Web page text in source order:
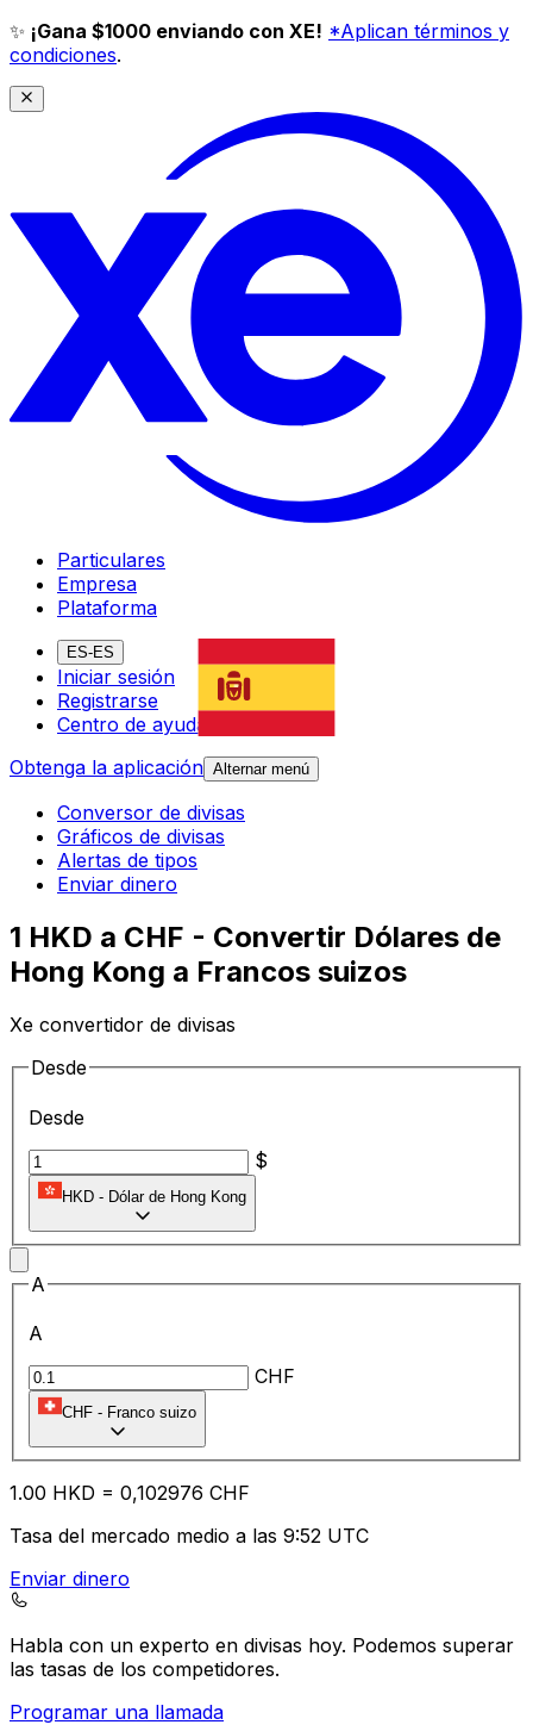
✨ ¡Gana $1000 enviando con XE! *Aplican términos y
condiciones.
Particulares
Empresa
Plataforma
ES-ES
Iniciar sesión
Registrarse
Centro de ayuda
Obtenga la aplicación Alternar menú
Conversor de divisas
Gráficos de divisas
Alertas de tipos
Enviar dinero
1 HKD a CHF - Convertir Dólares de
Hong Kong a Francos suizos
Xe convertidor de divisas
Desde
Desde
$
HKD - Dólar de Hong Kong
A
A
CHF
CHF - Franco suizo
1.00 HKD = 0,102976 CHF
Tasa del mercado medio a las 9:52 UTC
Enviar dinero
Habla con un experto en divisas hoy. Podemos superar
las tasas de los competidores.
Programar una llamada